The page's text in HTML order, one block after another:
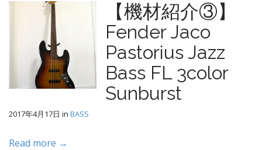
【機材紹介③】
Fender Jaco
Pastorius Jazz
Bass FL 3color
Sunburst
2017年4月17日 in BASS
Read more →